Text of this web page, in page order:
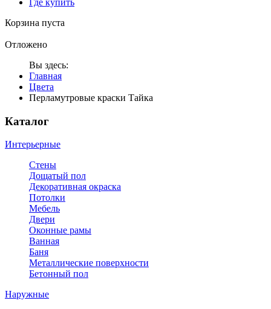
Где купить
Корзина пуста
Отложено
Вы здесь:
Главная
Цвета
Перламутровые краски Тайка
Каталог
Интерьерные
Стены
Дощатый пол
Декоративная окраска
Потолки
Мебель
Двери
Оконные рамы
Ванная
Баня
Металлические поверхности
Бетонный пол
Наружные